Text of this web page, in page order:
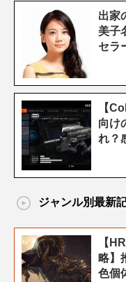
出家
美子
セラ
【
向け
れ？
ジャンル別最新
【
略】
色個